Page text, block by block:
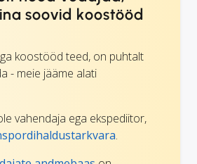
soovid koostööd
koostööd teed, on puhtalt
- meie jääme alati
vahendaja ega ekspediitor,
.